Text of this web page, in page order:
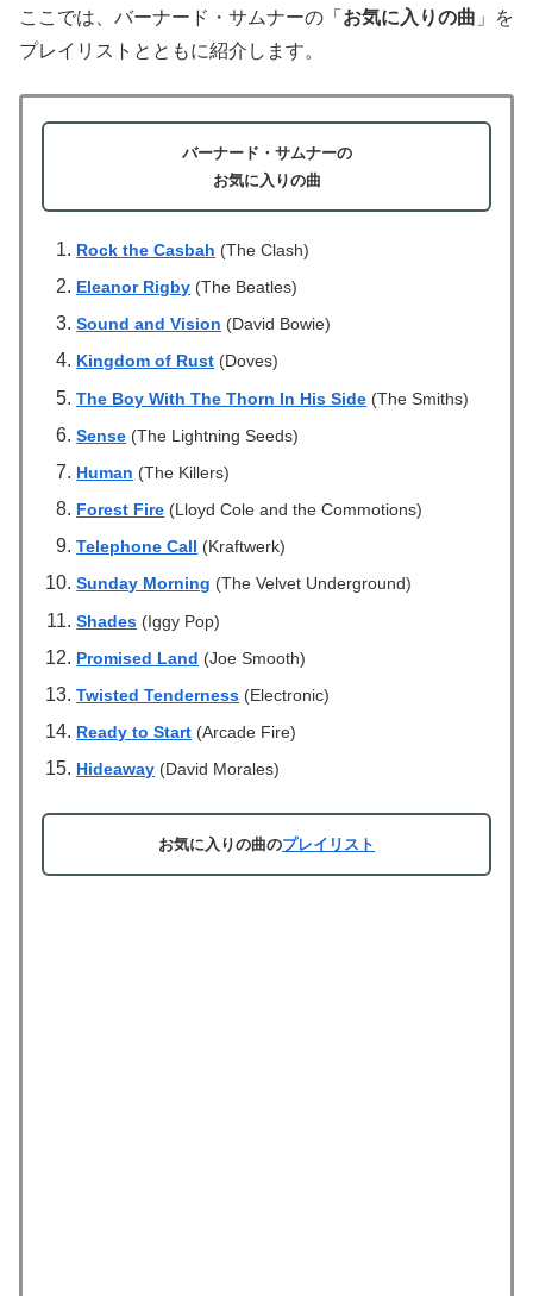
ここでは、バーナード・サムナーの「 お気に入りの曲 」を
プレイリストとともに紹介します。
バーナード・サムナーの
お気に入りの曲
Rock the Casbah (The Clash)
Eleanor Rigby (The Beatles)
Sound and Vision (David Bowie)
Kingdom of Rust (Doves)
The Boy With The Thorn In His Side (The Smiths)
Sense (The Lightning Seeds)
Human (The Killers)
Forest Fire (Lloyd Cole and the Commotions)
Telephone Call (Kraftwerk)
Sunday Morning (The Velvet Underground)
Shades (Iggy Pop)
Promised Land (Joe Smooth)
Twisted Tenderness (Electronic)
Ready to Start (Arcade Fire)
Hideaway (David Morales)
お気に入りの曲のプレイリスト